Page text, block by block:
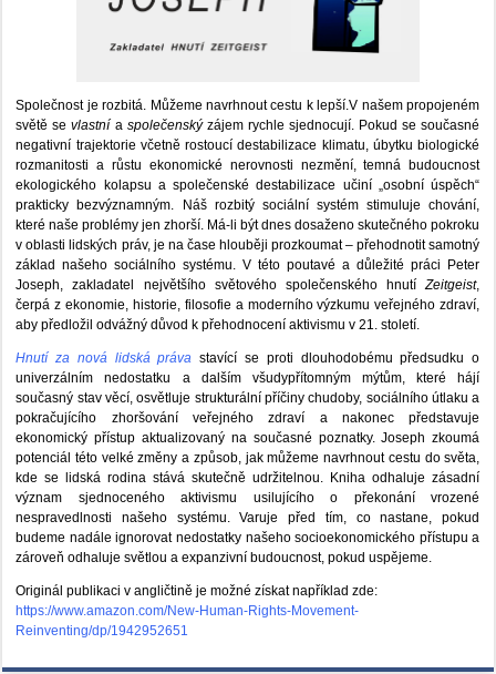
Společnost je rozbitá. Můžeme navrhnout cestu k lepší.V našem propojeném
světě sevlastní a společenskýzájem rychle sjednocují. Pokud se současné
negativní trajektorie včetně rostoucí destabilizace klimatu, úbytku biologické
rozmanitosti a růstu ekonomické nerovnosti nezmění, temná budoucnost
ekologického kolapsu a společenské destabilizace učiní „osobní úspěch“
prakticky bezvýznamným. Náš rozbitý sociální systém stimuluje chování,
které naše problémy jen zhorší. Má-li být dnes dosaženo skutečného pokroku
v oblasti lidských práv, je na čase hlouběji prozkoumat – přehodnotit samotný
základ našeho sociálního systému. V této poutavé a důležité práci Peter
Joseph, zakladatel největšího světového společenského hnutíZeitgeist,
čerpá z ekonomie, historie, filosofie a moderního výzkumu veřejného zdraví,
aby předložil odvážný důvod k přehodnocení aktivismu v 21. století.
Hnutí za nová lidská práva stavící se proti dlouhodobému předsudku o
univerzálním nedostatku a dalším všudypřítomným mýtům, které hájí
současný stav věcí, osvětluje strukturální příčiny chudoby, sociálního útlaku a
pokračujícího zhoršování veřejného zdraví a nakonec představuje
ekonomický přístup aktualizovaný na současné poznatky. Joseph zkoumá
potenciál této velké změny a způsob, jak můžeme navrhnout cestu do světa,
kde se lidská rodina stává skutečně udržitelnou. Kniha odhaluje zásadní
význam sjednoceného aktivismu usilujícího o překonání vrozené
nespravedlnosti našeho systému. Varuje před tím, co nastane, pokud
budeme nadále ignorovat nedostatky našeho socioekonomického přístupu a
zároveň odhaluje světlou a expanzivní budoucnost, pokud uspějeme.
Originál publikaci v angličtině je možné získat například zde:
https://www.amazon.com/New-Human-Rights-Movement-
Reinventing/dp/1942952651